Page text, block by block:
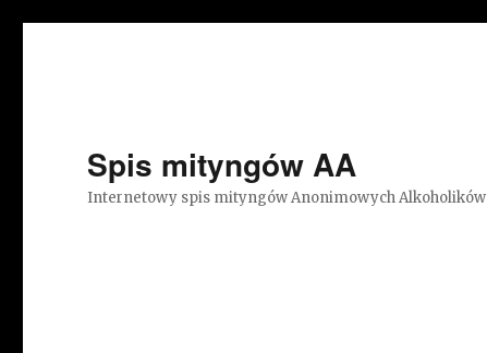
Spis mityngów AA
Internetowy spis mityngów Anonimowych Alkoholików